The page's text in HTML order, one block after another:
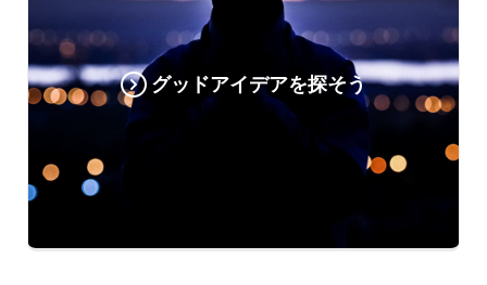
グッドアイデアを探そう